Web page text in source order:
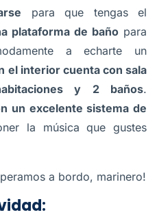
para que tengas el
plataforma de baño para
a echarte un
el interior cuenta con sala
y 2 baños.
un excelente sistema de
la música que gustes
a bordo, marinero!